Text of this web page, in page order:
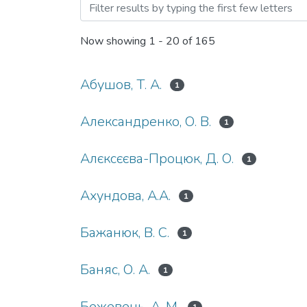
Browsing Проблемні
Now showing 1 - 20 of 165
Абушов, Т. А. 1
Александренко, О. В. 1
Алєксєєва-Процюк, Д. О. 1
Ахундова, А.А. 1
Бажанюк, В. С. 1
Баняс, О. А. 1